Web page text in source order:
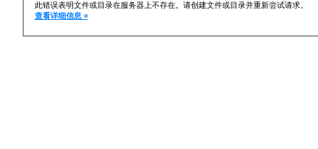
此错误表明文件或目录在服务器上不存在。请创建文件或目录并重新尝试请求。
查看详细信息 »